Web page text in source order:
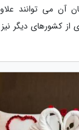
آن می توانند
از کشورهای دیگر